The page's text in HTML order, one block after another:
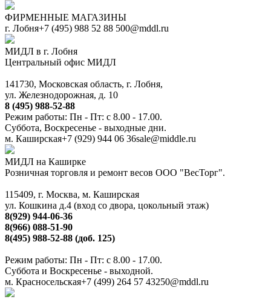
ФИРМЕННЫЕ МАГАЗИНЫ
г. Лобня+7 (495) 988 52 88 500@mddl.ru
МИДЛ в г. Лобня
Центральный офис МИДЛ
141730, Московская область, г. Лобня,
ул. Железнодорожная, д. 10
8 (495) 988-52-88
Режим работы: Пн - Пт: с 8.00 - 17.00.
Суббота, Воскресенье - выходные дни.
м. Каширская+7 (929) 944 06 36sale@middle.ru
МИДЛ на Каширке
Розничная торговля и ремонт весов ООО "ВесТорг".
115409, г. Москва, м. Каширская
ул. Кошкина д.4 (вход со двора, цокольный этаж)
8(929) 944-06-36
8(966) 088-51-90
8(495) 988-52-88 (доб. 125)
Режим работы: Пн - Пт: с 8.00 - 17.00.
Суббота и Воскресенье - выходной.
м. Красносельская+7 (499) 264 57 43250@mddl.ru